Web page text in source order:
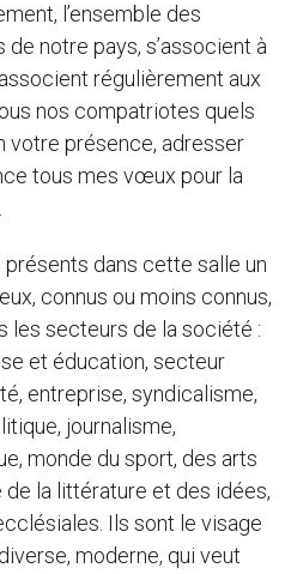
l’ensemble des
notre pays, s’associent à
régulièrement aux
nos compatriotes quels
votre présence, adresser
tous mes vœux pour la
présents dans cette salle un
connus ou moins connus,
les secteurs de la société :
et éducation, secteur
entreprise, syndicalisme,
journalisme,
monde du sport, des arts
la littérature et des idées,
Ils sont le visage
moderne, qui veut